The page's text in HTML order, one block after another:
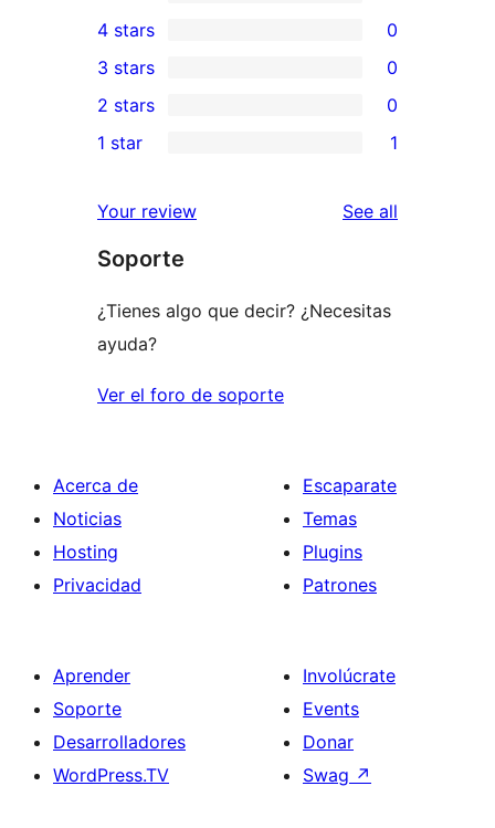
5-
star
reviews
4-
star
reviews
4 stars 0
0
3-
star
3 stars 0
2-
reviews
2 stars 0
star
review
1 star 1
Your review See all
Soporte
¿Tienes algo que decir? ¿Necesitas
ayuda?
Ver el foro de soporte
Acerca de
Noticias
Hosting
Privacidad
Escaparate
Temas
Plugins
Patrones
Aprender
Soporte
Desarrolladores
WordPress.TV
Involúcrate
Events
Donar
Swag ↗